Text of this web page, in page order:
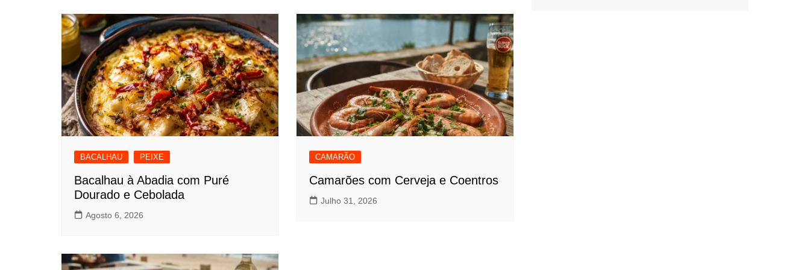
BACALHAU PEIXE
Bacalhau à Abadia com Puré
Dourado e Cebolada
Agosto 6, 2026
CAMARÃO
Camarões com Cerveja e Coentros
Julho 31, 2026